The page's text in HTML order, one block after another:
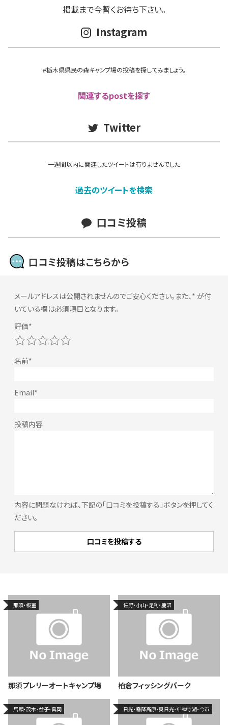
掲載まで今暫くお待ち下さい。
Instagram
#栃木県県民の森キャンプ場の投稿を探してみましょう。
関連するpostを探す
Twitter
一週間以内に関連したツイートは有りませんでした
過去のツイートを検索
口コミ投稿
口コミ投稿はこちらから
メールアドレスは公開されませんのでご安心ください。また、* が付
いている欄は必須項目となります。
内容に問題なければ、下記の「口コミを投稿する」ボタンを押してく
ださい。
5
4
3
2
那須・板室
那須プレリーオートキャンプ場
佐野・小山・足利・鹿沼
柏倉フィッシングパーク
馬頭・茂木・益子・真岡 日光・霧降高原・奥日光・中禅寺湖・今市